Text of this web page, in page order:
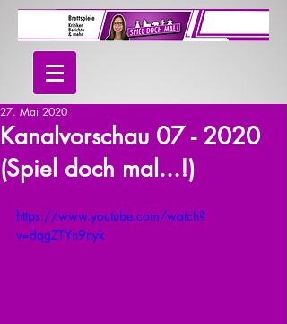
Kanalvorschau 07 - 2020
(Spiel doch mal...!)
27. Mai 2020
https://www.youtube.com/watch?
v=dqgZTYn9nyk